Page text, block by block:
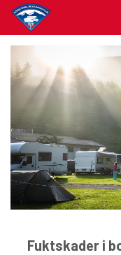
Fuktskader i